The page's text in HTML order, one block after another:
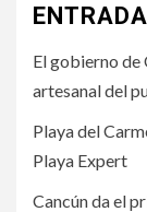
El gobierno de
artesanal del
Playa del
Playa Expert
Cancún da el